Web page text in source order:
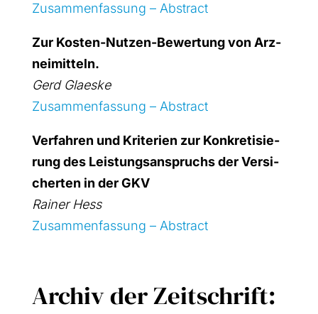
Zusam­men­fas­sung – Abs­tract
Zur Kos­ten-Nut­zen-Bewer­tung von Arz­
nei­mit­teln.
Gerd Glaes­ke
Zusam­men­fas­sung – Abs­tract
Ver­fah­ren und Kri­te­ri­en zur Kon­kre­ti­sie­
rung des Leis­tungs­an­spruchs der Ver­si­
cher­ten in der GKV
Rai­ner Hess
Zusam­men­fas­sung – Abs­tract
Archiv der Zeitschrift: